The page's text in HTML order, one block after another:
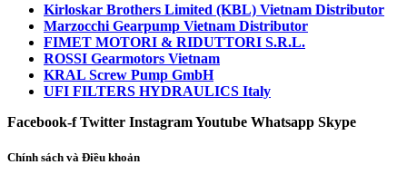
Kirloskar Brothers Limited (KBL) Vietnam Distributor
Marzocchi Gearpump Vietnam Distributor
FIMET MOTORI & RIDUTTORI S.R.L.
ROSSI Gearmotors Vietnam
KRAL Screw Pump GmbH
UFI FILTERS HYDRAULICS Italy
Facebook-f Twitter InstagramYoutube Whatsapp Skype
Chính sách và Điều khoản